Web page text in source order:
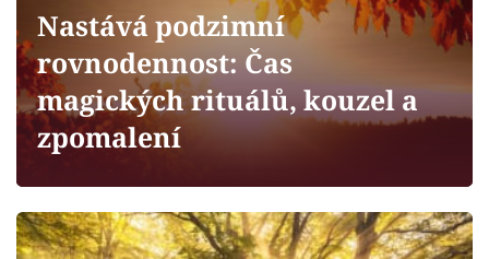
Sledujte prima+
Filmový festival Karlovy Vary
Mámy sobě
Nastává podzimní
rovnodennost: Čas
magických rituálů, kouzel a
zpomalení